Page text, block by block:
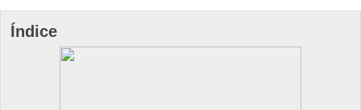
Índice